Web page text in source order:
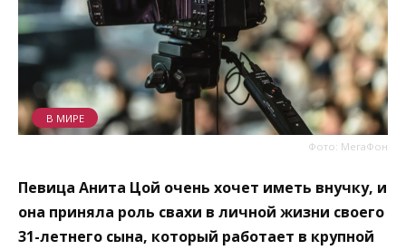
Фото: МегаФон
В МИРЕ
Певица Анита Цой очень хочет иметь внучку, и
она приняла роль свахи в личной жизни своего
31-летнего сына, который работает в крупной